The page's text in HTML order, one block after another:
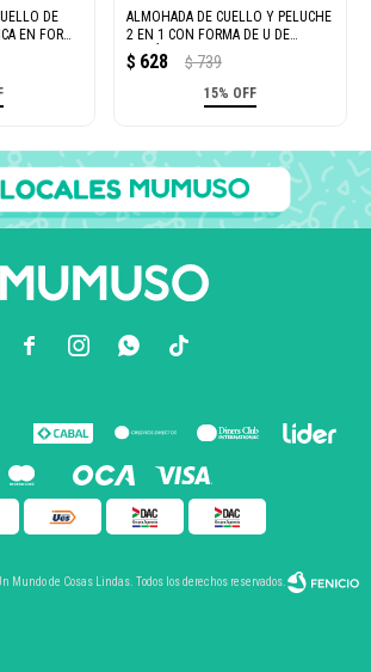
DE
EN FORMA
ALMOHADA DE CUELLO Y PELUCHE
2 EN 1 CON FORMA DE U DE
PARTÍCULAS (GATO NEGRO)
$ 628 $ 739
15% OFF
  
Mundo de Cosas Lindas. Todos los derechos reservados.